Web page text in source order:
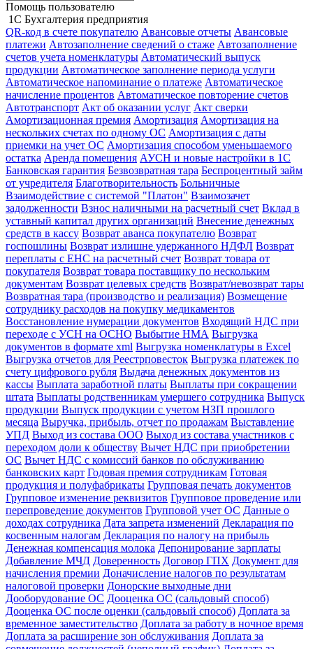
Помощь пользователю
1С Бухгалтерия предприятия
QR-код в счете покупателю Авансовые отчеты Авансовые
платежи Автозаполнение сведений о стаже Автозаполнение
счетов учета номенклатуры Автоматический выпуск
продукции Автоматическое заполнение периода услуги
Автоматическое напоминание о платеже Автоматическое
начисление процентов Автоматическое повторение счетов
Автотранспорт Акт об оказании услуг Акт сверки
Амортизационная премия Амортизация Амортизация на
нескольких счетах по одному ОС Амортизация с даты
приемки на учет ОС Амортизация способом уменьшаемого
остатка Аренда помещения АУСН и новые настройки в 1С
Банковская гарантия Безвозвратная тара Беспроцентный займ
от учредителя Благотворительность Больничные
Взаимодействие с системой "Платон" Взаимозачет
задолженности Взнос наличными на расчетный счет Вклад в
уставный капитал других организаций Внесение денежных
средств в кассу Возврат аванса покупателю Возврат
госпошлины Возврат излишне удержанного НДФЛ Возврат
переплаты с ЕНС на расчетный счет Возврат товара от
покупателя Возврат товара поставщику по нескольким
документам Возврат целевых средств Возврат/невозврат тары
Возвратная тара (производство и реализация) Возмещение
сотруднику расходов на покупку медикаментов
Восстановление нумерации документов Входящий НДС при
переходе с УСН на ОСНО Выбытие НМА Выгрузка
документов в формате xml Выгрузка номенклатуры в Excel
Выгрузка отчетов для Реестрповесток Выгрузка платежек по
счету цифрового рубля Выдача денежных документов из
кассы Выплата заработной платы Выплаты при сокращении
штата Выплаты родственникам умершего сотрудника Выпуск
продукции Выпуск продукции с учетом НЗП прошлого
месяца Выручка, прибыль, отчет по продажам Выставление
УПД Выход из состава ООО Выход из состава участников с
переходом доли к обществу Вычет НДС при приобретении
ОС Вычет НДС с комиссий банков по обслуживанию
банковских карт Годовая премия сотрудникам Готовая
продукция и полуфабрикаты Групповая печать документов
Групповое изменение реквизитов Групповое проведение или
перепроведение документов Групповой учет ОС Данные о
доходах сотрудника Дата запрета изменений Декларация по
косвенным налогам Декларация по налогу на прибыль
Денежная компенсация молока Депонирование зарплаты
Добавление МЧД Доверенность Договор ГПХ Документ для
начисления премии Доначисление налогов по результатам
налоговой проверки Донорские выходные дни
Дооборудование ОС Дооценка ОС (сальдовый способ)
Дооценка ОС после оценки (сальдовый способ) Доплата за
временное заместительство Доплата за работу в ночное время
Доплата за расширение зон обслуживания Доплата за